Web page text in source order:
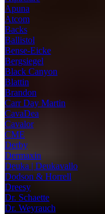
Apuna
Atcom
Backs
Ballistol
Bense-Eicke
Bergsiegel
Black Canyon
Blattin
Brandon
Carr Day Martin
CavaDea
Cavalor
CME
Derby
Dermaxin
Deuka | Deukavallo
Dodson & Horrell
Dreesy
Dr. Schaette
Dr. Weyrauch